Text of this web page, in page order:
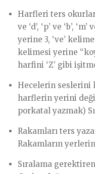
Harfleri ters okurlar
ve ‘d’, ‘p’ ve ‘b’,
yerine 3, ‘ve’
kelimesi yerine
harfini ‘Z’ gibi
Hecelerin seslerini
harflerin yerini
porkatal yazmak)
Rakamları ters
Rakamların
Sıralama